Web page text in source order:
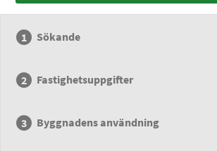
Sökande
Fastighetsuppgifter
Byggnadens användning